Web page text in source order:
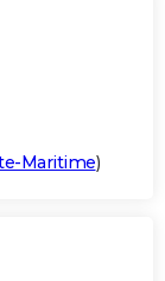
Maritime)